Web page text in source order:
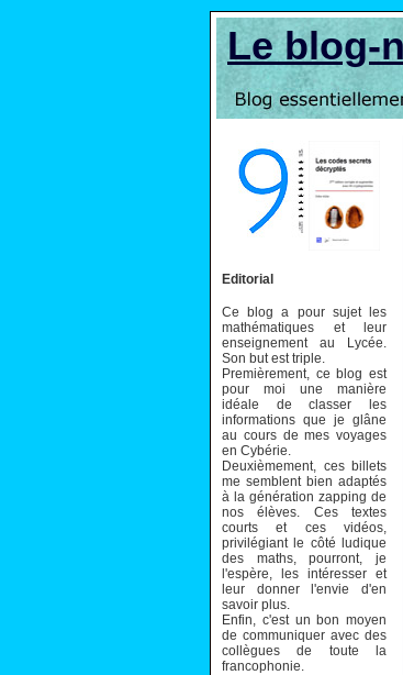
Le blog-
Editorial
Ce blog a pour sujet les
mathématiques et leur
enseignement au Lycée.
Son but est triple.
Premièrement, ce blog est
pour moi une manière
idéale de classer les
informations que je glâne
au cours de mes voyages
en Cybérie.
Deuxièmement, ces billets
me semblent bien adaptés
à la génération zapping de
nos élèves. Ces textes
courts et ces vidéos,
privilégiant le côté ludique
des maths, pourront, je
l'espère, les intéresser et
leur donner l'envie d'en
savoir plus.
Enfin, c'est un bon moyen
de communiquer avec des
collègues de toute la
francophonie.